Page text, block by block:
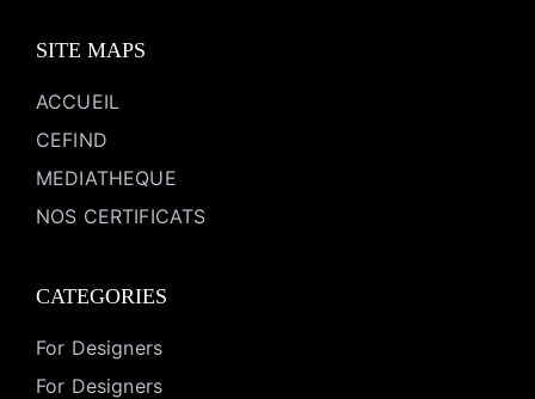
SITE MAPS
ACCUEIL
CEFIND
MEDIATHEQUE
NOS CERTIFICATS
CATEGORIES
For Designers
For Designers